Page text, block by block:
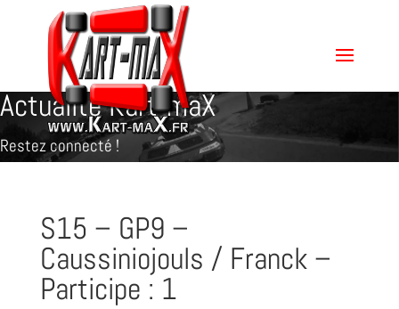
Actualité Kart-maX
Restez connecté !
S15 – GP9 –
Caussiniojouls / Franck –
Participe : 1